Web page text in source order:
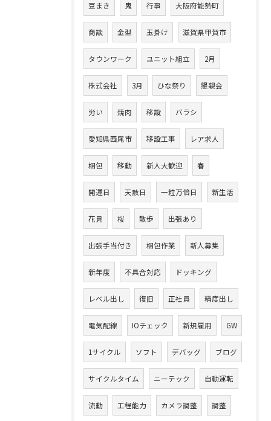
豆まき 鬼 行事 大阪府能勢町
商談 金型 玉掛け 滋賀県甲賀市
タウンワーク ユニット組立 2月
株式会社 3月 ひな祭り 懇親会
労い 焼肉 移設 バラシ
愛知県西尾市 移設工事 レア求人
梱包 移動 新人大歓迎 春
開運日 天赦日 一粒万倍日 新生活
花見 桜 散歩 出張あり
出張手当付き 梱包作業 新人募集
新年度 不具合対応 ドッキング
レベル出し 復旧 正社員 精度出し
電気配線 IOチェック 新規雇用 GW
1サイクル ソフト デバッグ ブログ
サイクルタイム ニーテック 自動運転
流動 工程能力 カメラ調整 調整